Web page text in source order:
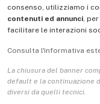
La Nostra Storia
Le Copertine
L’Associazione
consenso, utilizziamo i
contenuti ed annunci,
facilitare le interazioni
Consulta l'informativa
La chiusura del banner
default e la continuazione
diversi da quelli tecnici.